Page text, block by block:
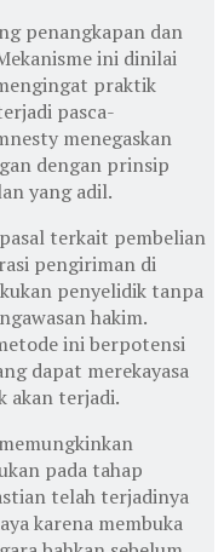
penangkapan dan
ini dinilai
praktik
pasca-
menegaskan
dengan prinsip
yang adil.
terkait pembelian
pengiriman di
penyelidik tanpa
hakim.
ini berpotensi
dapat merekayasa
akan terjadi.
pada tahap
telah terjadinya
karena membuka